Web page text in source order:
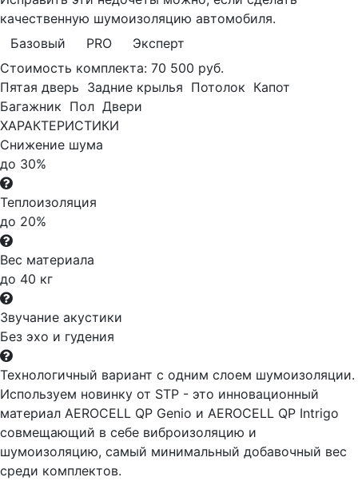
качественную шумоизоляцию автомобиля.
Базовый
PRO
Эксперт
Стоимость комплекта: 70 500 руб.
Пятая дверь Задние крылья Потолок Капот
Багажник Пол Двери
ХАРАКТЕРИСТИКИ
Снижение шума
до 30%
Теплоизоляция
до 20%
Вес материала
до 40 кг
Звучание акустики
Без эхо и гудения
Технологичный вариант с одним слоем шумоизоляции.
Используем новинку от STP - это инновационный
материал AEROCELL QP Genio и AEROCELL QP Intrigo
совмещающий в себе виброизоляцию и
шумоизоляцию, самый минимальный добавочный вес
среди комплектов.